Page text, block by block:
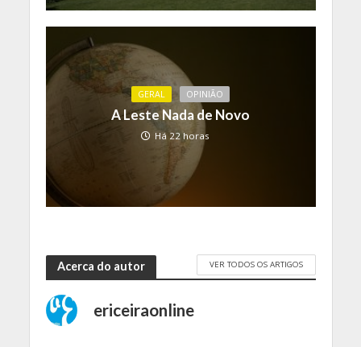
GERAL OPINIÃO
A Leste Nada de Novo
Há 22 horas
Acerca do autor VER TODOS OS ARTIGOS
ericeiraonline